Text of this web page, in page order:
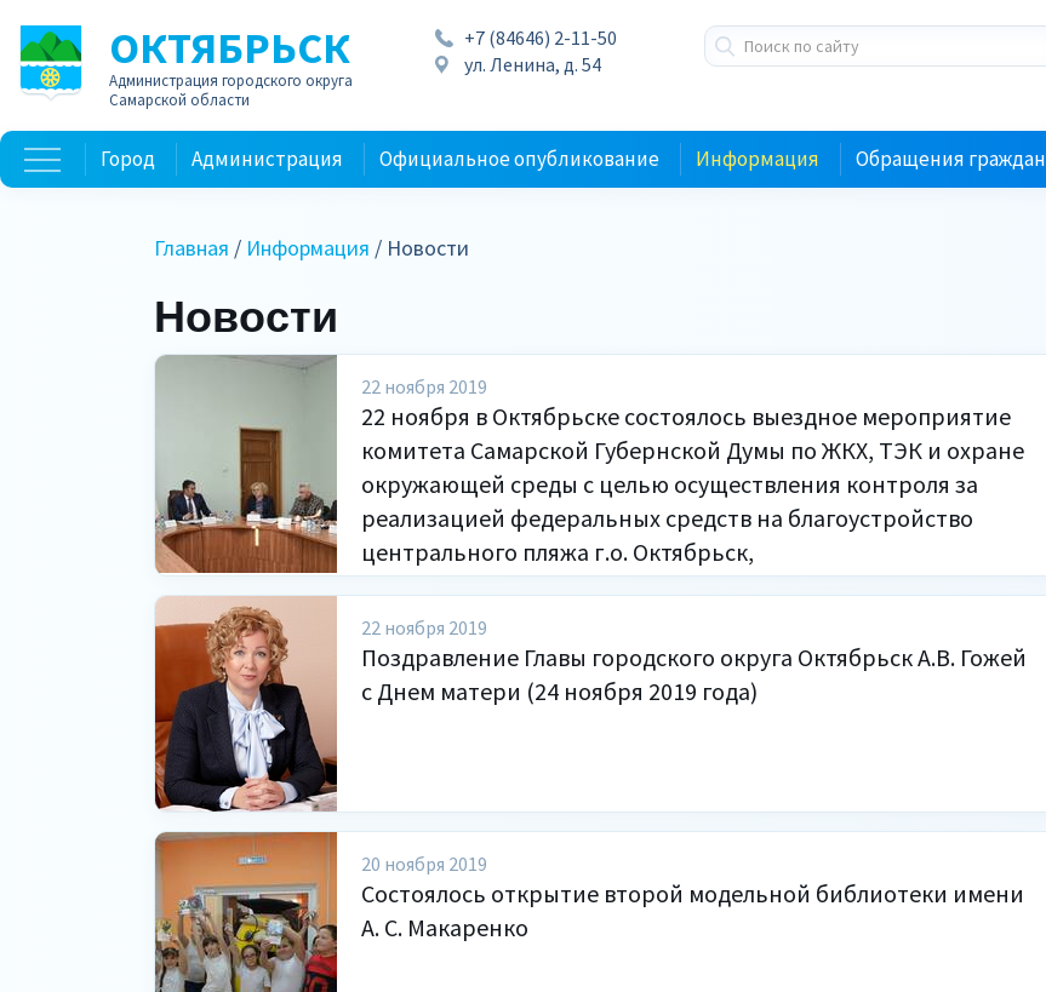
ОКТЯБРЬСК
Администрация городского округа
Самарской области
+7 (84646) 2-11-50
ул. Ленина, д. 54
Город Администрация Официальное опубликование Информация Обращения граждан
Главная / Информация / Новости
Новости
22 ноября 2019
22 ноября в Октябрьске состоялось выездное мероприятие
комитета Самарской Губернской Думы по ЖКХ, ТЭК и охране
окружающей среды с целью осуществления контроля за
реализацией федеральных средств на благоустройство
центрального пляжа г.о. Октябрьск,
22 ноября 2019
Поздравление Главы городского округа Октябрьск А.В. Гожей
с Днем матери (24 ноября 2019 года)
20 ноября 2019
Состоялось открытие второй модельной библиотеки имени
А. С. Макаренко